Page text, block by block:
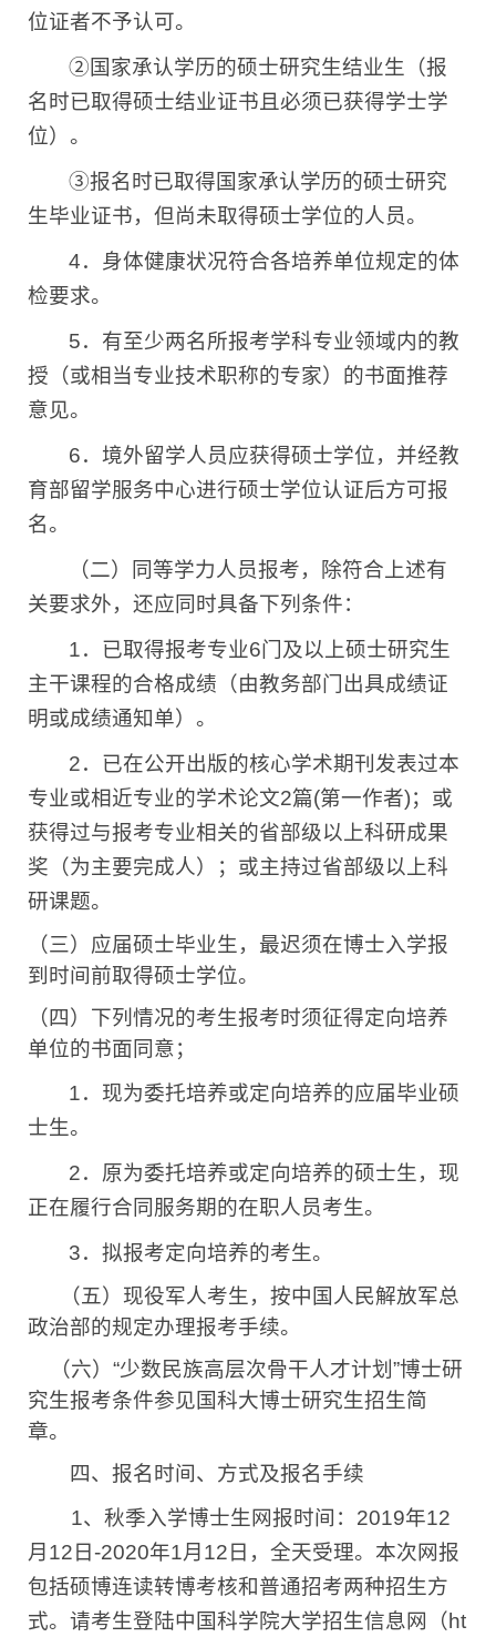
位证者不予认可。
②国家承认学历的硕士研究生结业生（报
名时已取得硕士结业证书且必须已获得学士学
位）。
③报名时已取得国家承认学历的硕士研究
生毕业证书，但尚未取得硕士学位的人员。
4．身体健康状况符合各培养单位规定的体
检要求。
5．有至少两名所报考学科专业领域内的教
授（或相当专业技术职称的专家）的书面推荐
意见。
6．境外留学人员应获得硕士学位，并经教
育部留学服务中心进行硕士学位认证后方可报
名。
（二）同等学力人员报考，除符合上述有
关要求外，还应同时具备下列条件：
1．已取得报考专业6门及以上硕士研究生
主干课程的合格成绩（由教务部门出具成绩证
明或成绩通知单）。
2．已在公开出版的核心学术期刊发表过本
专业或相近专业的学术论文2篇(第一作者)；或
获得过与报考专业相关的省部级以上科研成果
奖（为主要完成人）；或主持过省部级以上科
研课题。
（三）应届硕士毕业生，最迟须在博士入学报
到时间前取得硕士学位。
（四）下列情况的考生报考时须征得定向培养
单位的书面同意；
1．现为委托培养或定向培养的应届毕业硕
士生。
2．原为委托培养或定向培养的硕士生，现
正在履行合同服务期的在职人员考生。
3．拟报考定向培养的考生。
（五）现役军人考生，按中国人民解放军总
政治部的规定办理报考手续。
（六） “少数民族高层次骨干人才计划 ”博士研
究生报考条件参见国科大博士研究生招生简
章。
四、报名时间、方式及报名手续
1、秋季入学博士生网报时间： 2019年12
月 12 日 -2020年1月 12 日，全天受理。本次网报
包括硕博连读转博考核和普通招考两种招生方
式。请考生登陆中国科学院大学招生信息网（ ht